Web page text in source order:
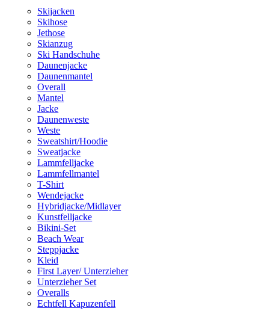
Skijacken
Skihose
Jethose
Skianzug
Ski Handschuhe
Daunenjacke
Daunenmantel
Overall
Mantel
Jacke
Daunenweste
Weste
Sweatshirt/Hoodie
Sweatjacke
Lammfelljacke
Lammfellmantel
T-Shirt
Wendejacke
Hybridjacke/Midlayer
Kunstfelljacke
Bikini-Set
Beach Wear
Steppjacke
Kleid
First Layer/ Unterzieher
Unterzieher Set
Overalls
Echtfell Kapuzenfell